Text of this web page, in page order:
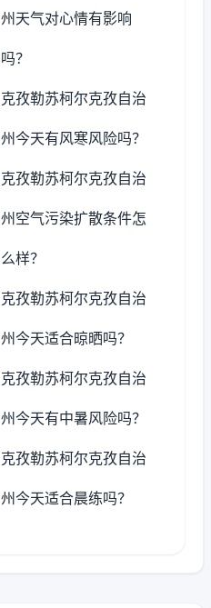
州天气对心情有影响
吗？
克孜勒苏柯尔克孜自治
州今天有风寒风险吗？
克孜勒苏柯尔克孜自治
州空气污染扩散条件怎
么样？
克孜勒苏柯尔克孜自治
州今天适合晾晒吗？
克孜勒苏柯尔克孜自治
州今天有中暑风险吗？
克孜勒苏柯尔克孜自治
州今天适合晨练吗？